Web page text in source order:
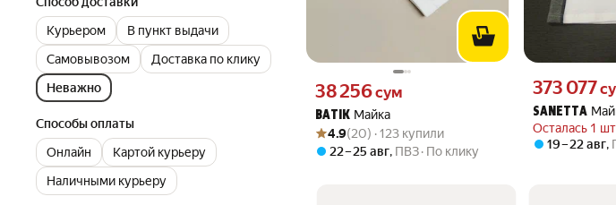
Курьером
В пункт выдачи
Самовывозом
Доставка по клику
Неважно
Способы оплаты
Онлайн
Картой курьеру
Наличными курьеру
BATIK Майка
Цена 38256 сум вместо
38 256сум
Рейтинг товара: 4.9 из 5
Оценок: (20) · 123 купили
4.9(20) · 123 купили
22 – 25 авг, ПВЗ По клику
SANETTA
Осталась 1 шт
Цена 373077 сум
373 077
19 – 22 авг,